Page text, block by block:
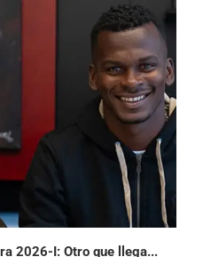
2026-I: Otro que llega...